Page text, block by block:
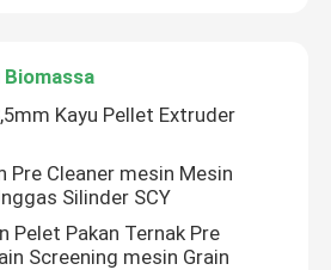
Biomassa
Kayu Pellet Extruder
Pre Cleaner mesin Mesin
Silinder SCY
Pelet Pakan Ternak Pre
Screening mesin Grain